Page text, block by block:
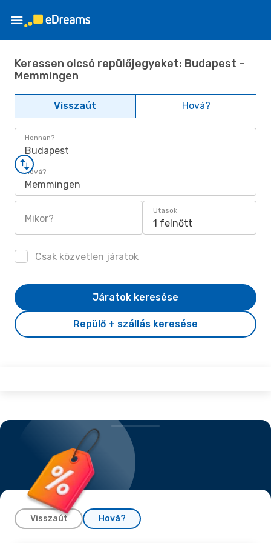
Keressen olcsó repülőjegyeket: Budapest –
Memmingen
Visszaút Hová?
Honnan?
Budapest
Hová?
Memmingen
Mikor?
Utasok
1 felnőtt
Csak közvetlen járatok
Repülő + szállás keresése
Járatok keresése
Visszaút Hová?